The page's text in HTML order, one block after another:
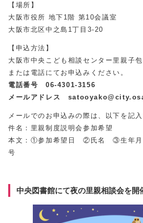
【場所】
大阪市役所 地下1階 第10会議室
大阪市北区中之島1丁目3-20
【申込方法】
大阪市中央こども相談センター里親子
または電話にてお申込みください。
電話番号 06-4301-3156
メールアドレス
メールでのお申込みの際は、以下を記入
件名：里親制度説明会参加希望
本文：①参加希望日 ②氏名 ③生年
号
中央図書館にて夜の里親相談会を開